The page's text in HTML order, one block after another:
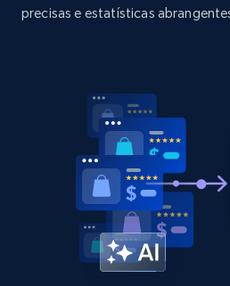
Amazon products global
375+
Amazon products global
Collecting products by
precisas e estatísticas